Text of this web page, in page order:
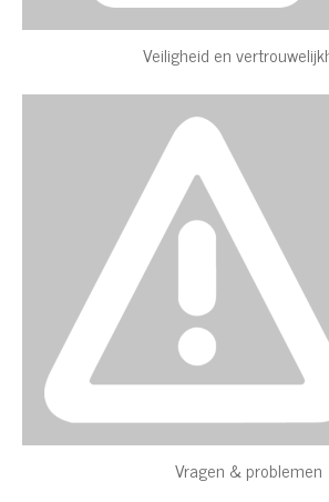
Veiligheid en
Vragen & problemen